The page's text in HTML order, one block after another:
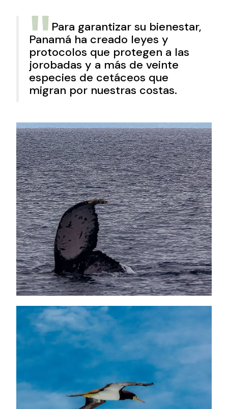
Para garantizar su bienestar,
Panamá ha creado leyes y
protocolos que protegen a las
jorobadas y a más de veinte
especies de cetáceos que
migran por nuestras costas.